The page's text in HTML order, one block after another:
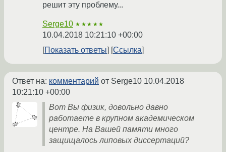
решит эту проблему...
Serge10 ★★★★★
10.04.2018 10:21:10 +00:00
Показать ответы
Ссылка
Ответ на: комментарий от Serge10 10.04.2018
10:21:10 +00:00
Вот Вы физик, довольно давно
работаете в крупном академическом
центре. На Вашей памяти много
защищалось липовых диссертаций?